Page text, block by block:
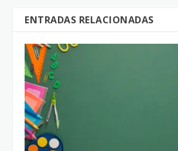
ENTRADAS RELACIONADAS